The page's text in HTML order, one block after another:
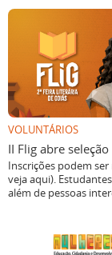
VOLUNTÁRIOS
II Flig abre
Inscrições podem ser
veja aqui).
além de pessoas